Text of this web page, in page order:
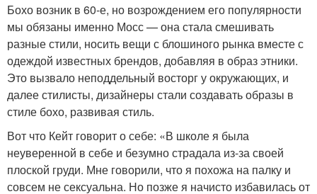
Бохо возник в 60-е, но возрождением его популярности
мы обязаны именно Мосс — она стала смешивать
разные стили, носить вещи с блошиного рынка вместе с
одеждой известных брендов, добавляя в образ этники.
Это вызвало неподдельный восторг у окружающих, и
далее стилисты, дизайнеры стали создавать образы в
стиле бохо, развивая стиль.
Вот что Кейт говорит о себе: «В школе я была
неуверенной в себе и безумно страдала из-за своей
плоской груди. Мне говорили, что я похожа на палку и
совсем не сексуальна. Но позже я начисто избавилась от